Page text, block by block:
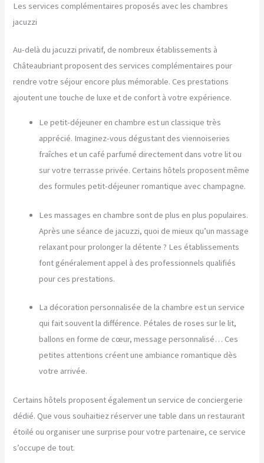
Les services complémentaires proposés avec les chambres
jacuzzi
Au-delà du jacuzzi privatif, de nombreux établissements à
Châteaubriant proposent des services complémentaires pour
rendre votre séjour encore plus mémorable. Ces prestations
ajoutent une touche de luxe et de confort à votre expérience.
Le petit-déjeuner en chambre est un classique très
apprécié. Imaginez-vous dégustant des viennoiseries
fraîches et un café parfumé directement dans votre lit ou
sur votre terrasse privée. Certains hôtels proposent même
des formules petit-déjeuner romantique avec champagne.
Les massages en chambre sont de plus en plus populaires.
Après une séance de jacuzzi, quoi de mieux qu’un massage
relaxant pour prolonger la détente ? Les établissements
font généralement appel à des professionnels qualifiés
pour ces prestations.
La décoration personnalisée de la chambre est un service
qui fait souvent la différence. Pétales de roses sur le lit,
ballons en forme de cœur, message personnalisé… Ces
petites attentions créent une ambiance romantique dès
votre arrivée.
Certains hôtels proposent également un service de conciergerie
dédié. Que vous souhaitiez réserver une table dans un restaurant
étoilé ou organiser une surprise pour votre partenaire, ce service
s’occupe de tout.